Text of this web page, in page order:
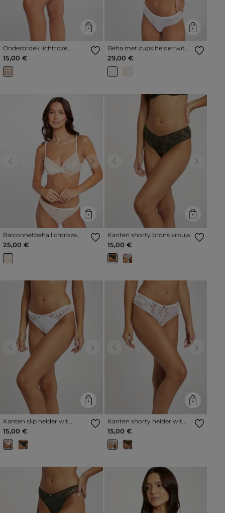
Onderbroek lichtroze
vrouw
15,00 €
Beha met cups helder wit
vrouw
29,00 €
Previous Next
Balconnetbeha lichtroze
vrouw
25,00 €
Previous Next
Kanten shorty brons vrouw
15,00 €
Previous Next
Kanten slip helder wit
vrouw
15,00 €
Previous Next
Kanten shorty helder wit
vrouw
15,00 €